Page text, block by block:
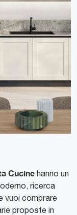
Cucine hanno un
ricerca
vuoi comprare
proposte in